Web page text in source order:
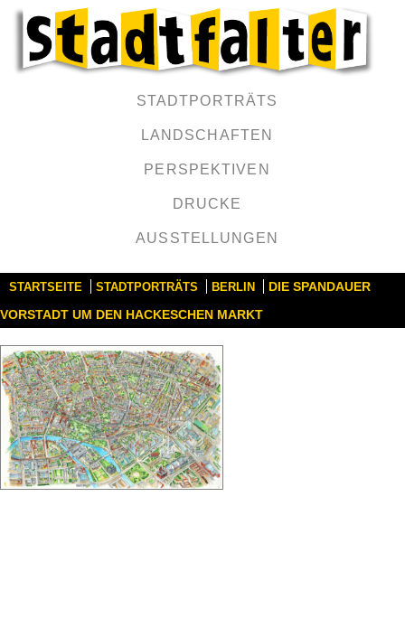
STADTPORTRÄTS
LANDSCHAFTEN
PERSPEKTIVEN
DRUCKE
AUSSTELLUNGEN
STARTSEITE STADTPORTRÄTS BERLIN
DIE SPANDAUER
VORSTADT UM DEN HACKESCHEN MARKT